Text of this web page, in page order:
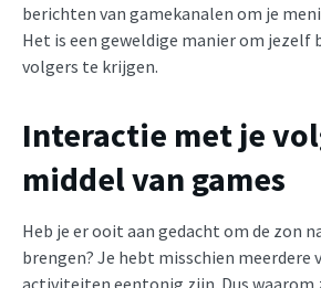
berichten van gamekanalen om je
Het is een geweldige manier om jezelf
volgers te krijgen.
Interactie met je
middel van games
Heb je er ooit aan gedacht om de zon
brengen? Je hebt misschien